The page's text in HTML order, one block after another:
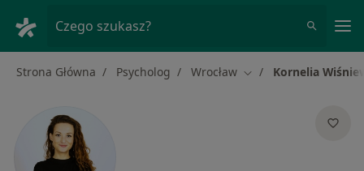
Czego szukasz?
Strona Główna Psycholog Wrocław Zmień miasto
Kornelia